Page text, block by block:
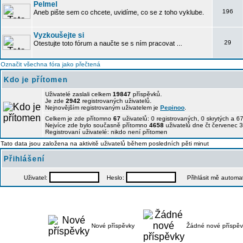
Pelmel
Aneb pište sem co chcete, uvidíme, co se z toho vyklube. 196
Vyzkoušejte si
Otestujte toto fórum a naučte se s ním pracovat ... 29
Označit všechna fóra jako přečtená
Kdo je přítomen
Uživatelé zaslali celkem 19847 příspěvků.
Je zde 2942 registrovaných uživatelů.
Nejnovějším registrovaným uživatelem je Pepinoo
Celkem je zde přítomno 67 uživatelů: 0 registrovaných, 0 skrytých a
Nejvíce zde bylo současně přítomno 4658 uživatelů dne čt červenec
Registrovaní uživatelé: nikdo není přítomen
Tato data jsou založena na aktivitě uživatelů během posledních pěti minut
Přihlášení
Uživatel: Heslo: Přihlásit mě
Nové příspěvky Žádné nové